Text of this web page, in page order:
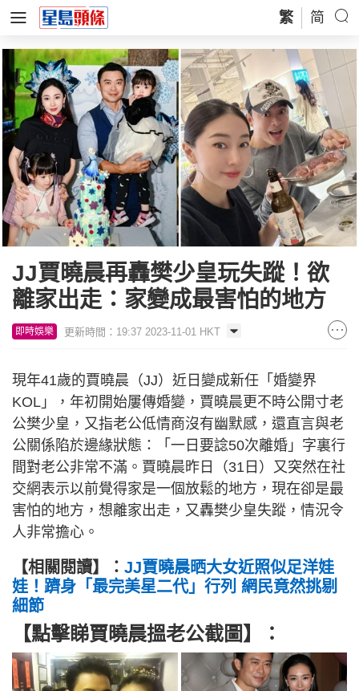
繁 简
JJ賈曉晨再轟樊少皇玩失蹤！欲
離家出走：家變成最害怕的地方
即時娛樂 更新時間：19:37 2023-11-01 HKT
現年41歲的賈曉晨（JJ）近日變成新任「婚變界
KOL」，年初開始屢傳婚變，賈曉晨更不時公開寸老
公樊少皇，又指老公低情商沒有幽默感，還直言與老
公關係陷於邊緣狀態：「一日要諗50次離婚」字裏行
間對老公非常不滿。賈曉晨昨日（31日）又突然在社
交網表示以前覺得家是一個放鬆的地方，現在卻是最
害怕的地方，想離家出走，又轟樊少皇失蹤，情況令
人非常擔心。
【相關閱讀】： JJ賈曉晨晒大女近照似足洋娃
娃！躋身「最完美星二代」行列 網民竟然挑剔
細節
【點擊睇賈曉晨搵老公截圖】：